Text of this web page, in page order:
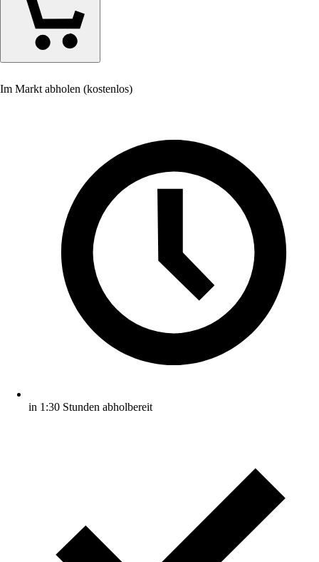
Im Markt abholen (kostenlos)
in 1:30 Stunden abholbereit